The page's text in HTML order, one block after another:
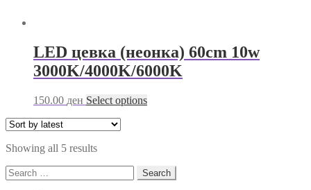
LED цевка (неонка) 60cm 10w
3000K/4000K/6000K
150.00 ден Select optionsThis
options
Showing all 5 resultsSorted
Search
for: